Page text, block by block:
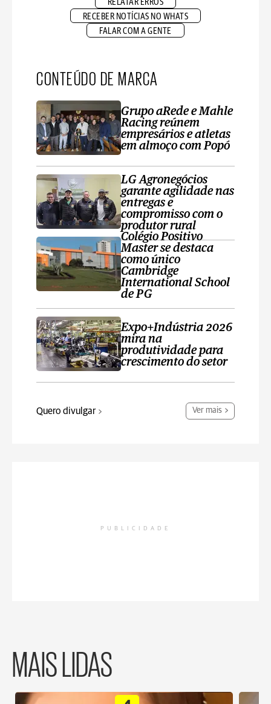
RELATAR ERROS
RECEBER NOTÍCIAS NO WHATS
FALAR COM A GENTE
CONTEÚDO DE MARCA
Grupo aRede e Mahle
Racing reúnem
empresários e atletas
em almoço com Popó
LG Agronegócios
garante agilidade nas
entregas e
compromisso com o
produtor rural
Colégio Positivo
Master se destaca
como único
Cambridge
International School
de PG
Expo+Indústria 2026
mira na
produtividade para
crescimento do setor
Quero divulgar Ver mais
PUBLICIDADE
MAIS LIDAS